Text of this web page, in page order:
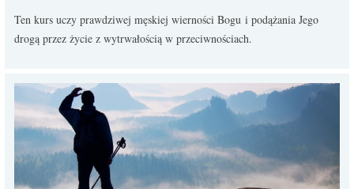
Ten kurs uczy prawdziwej męskiej wierności Bogu i podążania Jego
drogą przez życie z wytrwałością w przeciwnościach.